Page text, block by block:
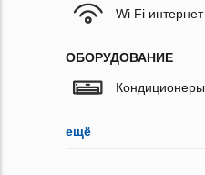
Wi Fi интернет
ОБОРУДОВАНИЕ
Кондиционеры
ещё